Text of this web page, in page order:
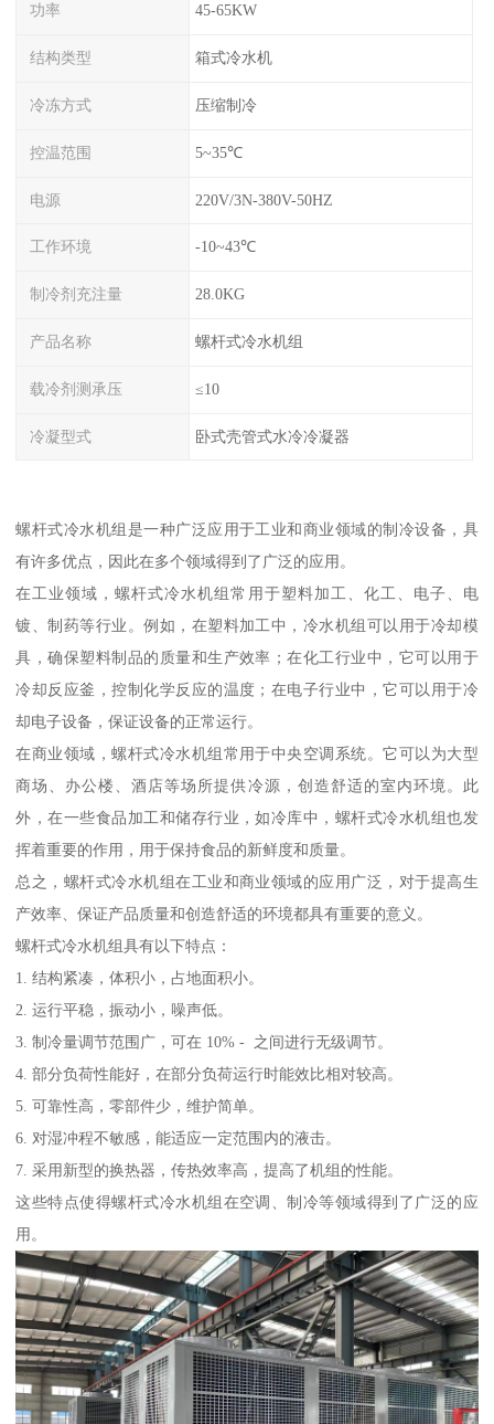
功率 45-65KW
结构类型 箱式冷水机
冷冻方式 压缩制冷
控温范围 5~35℃
电源 220V/3N-380V-50HZ
工作环境 -10~43℃
制冷剂充注量 28.0KG
产品名称 螺杆式冷水机组
载冷剂测承压 ≤10
冷凝型式 卧式壳管式水冷冷凝器
螺杆式冷水机组是一种广泛应用于工业和商业领域的制冷设备，具
有许多优点，因此在多个领域得到了广泛的应用。
在工业领域，螺杆式冷水机组常用于塑料加工、化工、电子、电
镀、制药等行业。例如，在塑料加工中，冷水机组可以用于冷却模
具，确保塑料制品的质量和生产效率；在化工行业中，它可以用于
冷却反应釜，控制化学反应的温度；在电子行业中，它可以用于冷
却电子设备，保证设备的正常运行。
在商业领域，螺杆式冷水机组常用于中央空调系统。它可以为大型
商场、办公楼、酒店等场所提供冷源，创造舒适的室内环境。此
外，在一些食品加工和储存行业，如冷库中，螺杆式冷水机组也发
挥着重要的作用，用于保持食品的新鲜度和质量。
总之，螺杆式冷水机组在工业和商业领域的应用广泛，对于提高生
产效率、保证产品质量和创造舒适的环境都具有重要的意义。
螺杆式冷水机组具有以下特点：
1. 结构紧凑，体积小，占地面积小。
2. 运行平稳，振动小，噪声低。
3. 制冷量调节范围广，可在 10% - 之间进行无级调节。
4. 部分负荷性能好，在部分负荷运行时能效比相对较高。
5. 可靠性高，零部件少，维护简单。
6. 对湿冲程不敏感，能适应一定范围内的液击。
7. 采用新型的换热器，传热效率高，提高了机组的性能。
这些特点使得螺杆式冷水机组在空调、制冷等领域得到了广泛的应
用。